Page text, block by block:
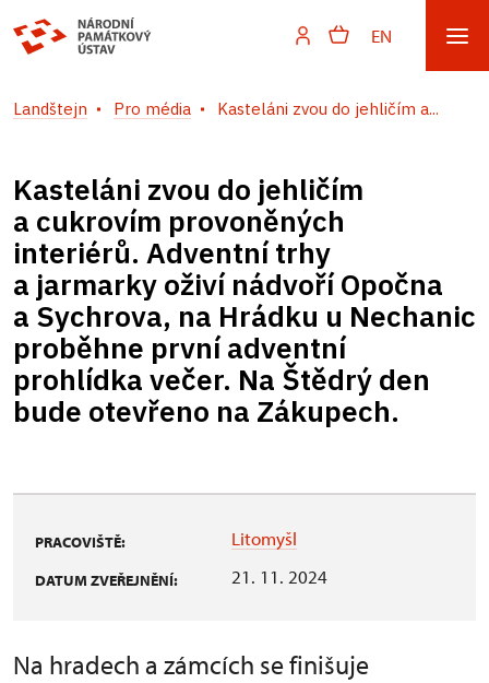
EN
Landštejn Pro média Kasteláni zvou do jehličím a...
Kasteláni zvou do jehličím
a cukrovím provoněných
interiérů. Adventní trhy
a jarmarky oživí nádvoří Opočna
a Sychrova, na Hrádku u Nechanic
proběhne první adventní
prohlídka večer. Na Štědrý den
bude otevřeno na Zákupech.
PRACOVIŠTĚ: Litomyšl
DATUM ZVEŘEJNĚNÍ: 21. 11. 2024
Na hradech a zámcích se finišuje